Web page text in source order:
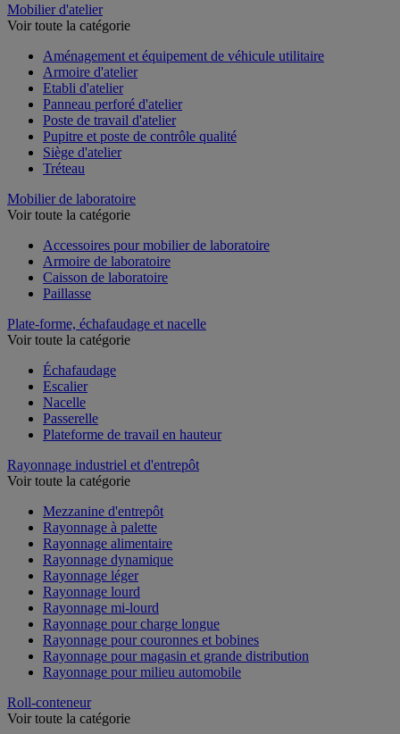
Mobilier d'atelier
Voir toute la catégorie
Aménagement et équipement de véhicule utilitaire
Armoire d'atelier
Etabli d'atelier
Panneau perforé d'atelier
Poste de travail d'atelier
Pupitre et poste de contrôle qualité
Siège d'atelier
Tréteau
Mobilier de laboratoire
Voir toute la catégorie
Accessoires pour mobilier de laboratoire
Armoire de laboratoire
Caisson de laboratoire
Paillasse
Plate-forme, échafaudage et nacelle
Voir toute la catégorie
Échafaudage
Escalier
Nacelle
Passerelle
Plateforme de travail en hauteur
Rayonnage industriel et d'entrepôt
Voir toute la catégorie
Mezzanine d'entrepôt
Rayonnage à palette
Rayonnage alimentaire
Rayonnage dynamique
Rayonnage léger
Rayonnage lourd
Rayonnage mi-lourd
Rayonnage pour charge longue
Rayonnage pour couronnes et bobines
Rayonnage pour magasin et grande distribution
Rayonnage pour milieu automobile
Roll-conteneur
Voir toute la catégorie